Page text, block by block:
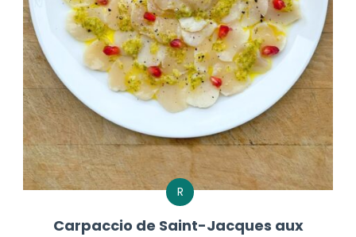
R
Carpaccio de Saint-Jacques aux